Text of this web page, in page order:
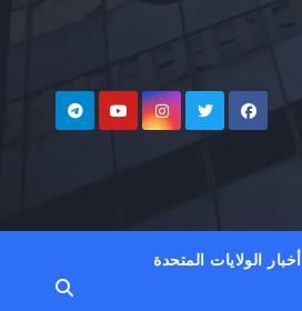
أخبار الولايات المتحدة